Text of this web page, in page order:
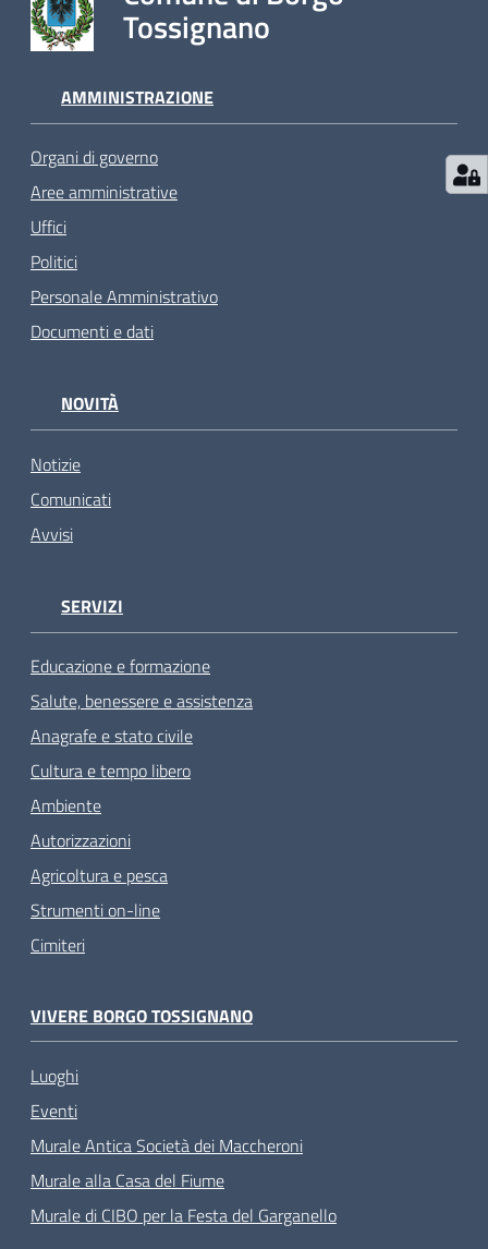
Tossignano
AMMINISTRAZIONE
Organi di governo
Aree amministrative
Uffici
Politici
Personale Amministrativo
Documenti e dati
NOVITÀ
Notizie
Comunicati
Avvisi
SERVIZI
Educazione e formazione
Salute, benessere e assistenza
Anagrafe e stato civile
Cultura e tempo libero
Ambiente
Autorizzazioni
Agricoltura e pesca
Strumenti on-line
Cimiteri
VIVERE BORGO TOSSIGNANO
Luoghi
Eventi
Murale Antica Società dei Maccheroni
Murale alla Casa del Fiume
Murale di CIBO per la Festa del Garganello